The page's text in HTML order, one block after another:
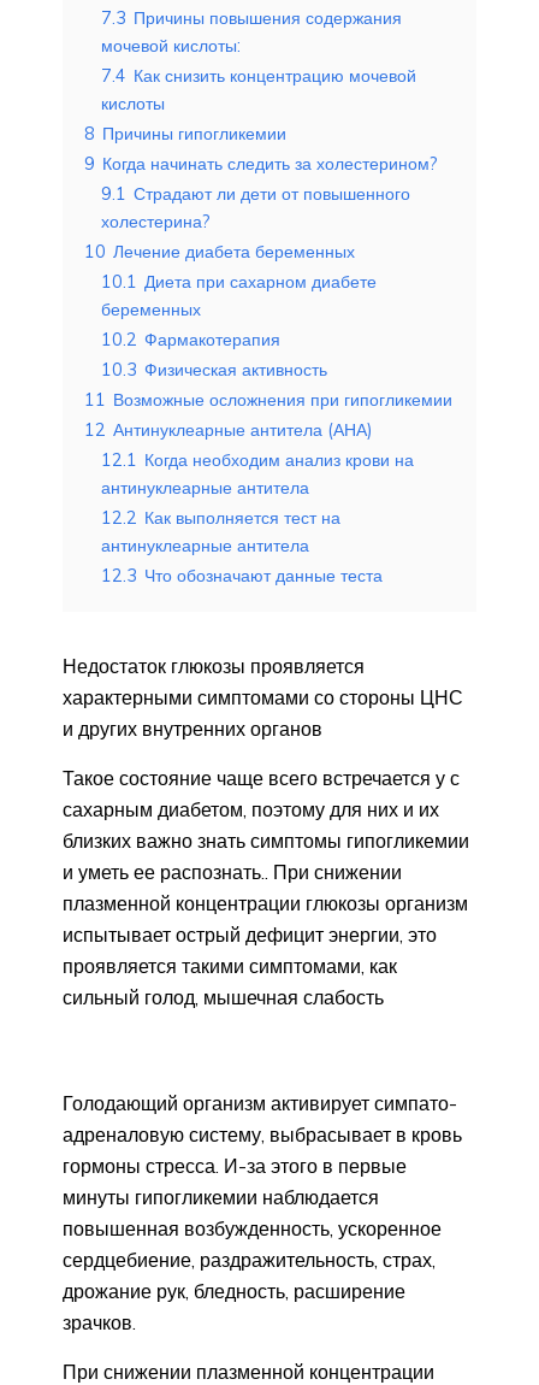
7.3 Причины повышения содержания
мочевой кислоты:
7.4 Как снизить концентрацию мочевой
кислоты
8 Причины гипогликемии
9 Когда начинать следить за холестерином?
9.1 Страдают ли дети от повышенного
холестерина?
10 Лечение диабета беременных
10.1 Диета при сахарном диабете
беременных
10.2 Фармакотерапия
10.3 Физическая активность
11 Возможные осложнения при гипогликемии
12 Антинуклеарные антитела (АНА)
12.1 Когда необходим анализ крови на
антинуклеарные антитела
12.2 Как выполняется тест на
антинуклеарные антитела
12.3 Что обозначают данные теста
Недостаток глюкозы проявляется
характерными симптомами со стороны ЦНС
и других внутренних органов
Такое состояние чаще всего встречается у с
сахарным диабетом, поэтому для них и их
близких важно знать симптомы гипогликемии
и уметь ее распознать.. При снижении
плазменной концентрации глюкозы организм
испытывает острый дефицит энергии, это
проявляется такими симптомами, как
сильный голод, мышечная слабость
Голодающий организм активирует симпато-
адреналовую систему, выбрасывает в кровь
гормоны стресса. И-за этого в первые
минуты гипогликемии наблюдается
повышенная возбужденность, ускоренное
сердцебиение, раздражительность, страх,
дрожание рук, бледность, расширение
зрачков.
При снижении плазменной концентрации